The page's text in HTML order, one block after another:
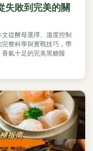
失敗到完美的關
從酵母選擇、溫度控制
整科學與實戰技巧，帶
氣十足的完美黑糖饅